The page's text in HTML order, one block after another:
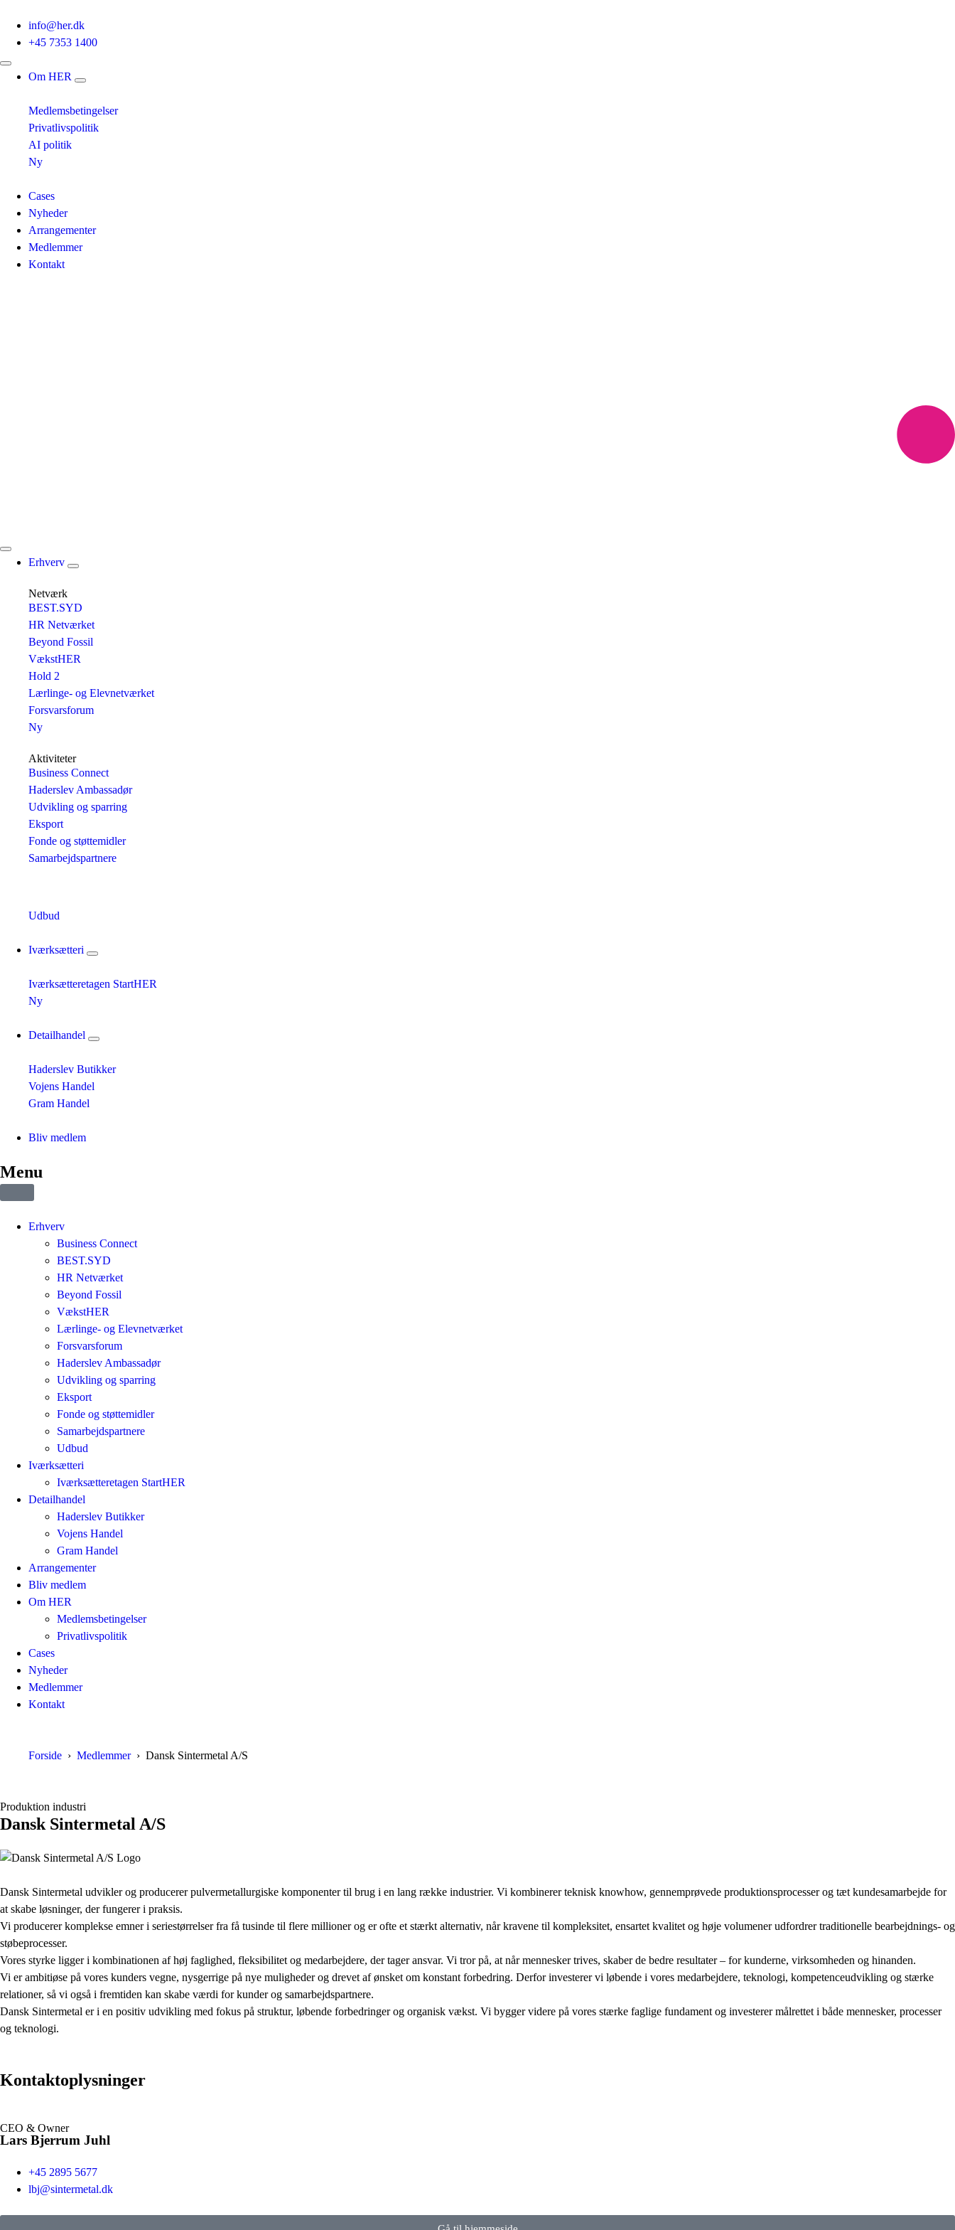
info@her.dk
+45 7353 1400
Om HER
Medlemsbetingelser
Privatlivspolitik
AI politik
Ny
Cases
Nyheder
Arrangementer
Medlemmer
Kontakt
Erhverv
Netværk
BEST.SYD
HR Netværket
Beyond Fossil
VækstHER
Hold 2
Lærlinge- og Elevnetværket
Forsvarsforum
Ny
Aktiviteter
Business Connect
Haderslev Ambassadør
Udvikling og sparring
Eksport
Fonde og støttemidler
Samarbejdspartnere
Udbud
Iværksætteri
Iværksætteretagen StartHER
Ny
Detailhandel
Haderslev Butikker
Vojens Handel
Gram Handel
Bliv medlem
Menu
Erhverv
Business Connect
BEST.SYD
HR Netværket
Beyond Fossil
VækstHER
Lærlinge- og Elevnetværket
Forsvarsforum
Haderslev Ambassadør
Udvikling og sparring
Eksport
Fonde og støttemidler
Samarbejdspartnere
Udbud
Iværksætteri
Iværksætteretagen StartHER
Detailhandel
Haderslev Butikker
Vojens Handel
Gram Handel
Arrangementer
Bliv medlem
Om HER
Medlemsbetingelser
Privatlivspolitik
Cases
Nyheder
Medlemmer
Kontakt
Forside Medlemmer Dansk Sintermetal A/S
Produktion industri
Dansk Sintermetal A/S
Dansk Sintermetal udvikler og producerer pulvermetallurgiske komponenter til brug i en lang række industrier. Vi kombinerer teknisk knowhow, gennemprøvede produktionsprocesser og tæt kundesamarbejde for
at skabe løsninger, der fungerer i praksis.
Vi producerer komplekse emner i seriestørrelser fra få tusinde til flere millioner og er ofte et stærkt alternativ, når kravene til kompleksitet, ensartet kvalitet og høje volumener udfordrer traditionelle bearbejdnings- og
støbeprocesser.
Vores styrke ligger i kombinationen af høj faglighed, fleksibilitet og medarbejdere, der tager ansvar. Vi tror på, at når mennesker trives, skaber de bedre resultater – for kunderne, virksomheden og hinanden.
Vi er ambitiøse på vores kunders vegne, nysgerrige på nye muligheder og drevet af ønsket om konstant forbedring. Derfor investerer vi løbende i vores medarbejdere, teknologi, kompetenceudvikling og stærke
relationer, så vi også i fremtiden kan skabe værdi for kunder og samarbejdspartnere.
Dansk Sintermetal er i en positiv udvikling med fokus på struktur, løbende forbedringer og organisk vækst. Vi bygger videre på vores stærke faglige fundament og investerer målrettet i både mennesker, processer
og teknologi.
Kontaktoplysninger
CEO & Owner
Lars Bjerrum Juhl
+45 2895 5677
lbj@sintermetal.dk